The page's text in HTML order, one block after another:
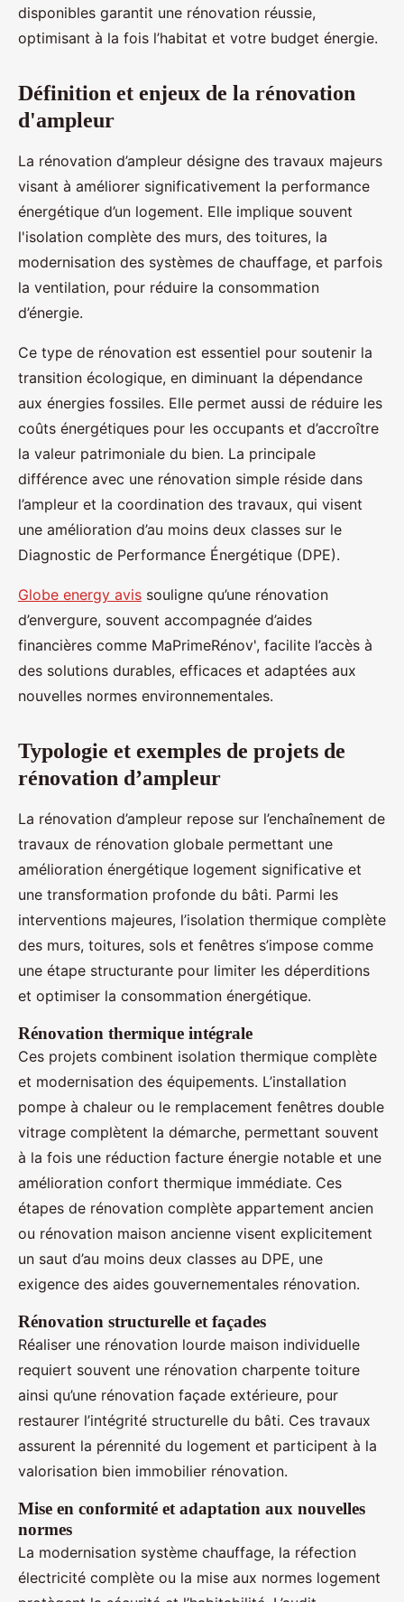
disponibles garantit une rénovation réussie,
optimisant à la fois l’habitat et votre budget énergie.
Définition et enjeux de la rénovation
d'ampleur
La rénovation d’ampleur désigne des travaux majeurs
visant à améliorer significativement la performance
énergétique d’un logement. Elle implique souvent
l'isolation complète des murs, des toitures, la
modernisation des systèmes de chauffage, et parfois
la ventilation, pour réduire la consommation
d’énergie.
Ce type de rénovation est essentiel pour soutenir la
transition écologique, en diminuant la dépendance
aux énergies fossiles. Elle permet aussi de réduire les
coûts énergétiques pour les occupants et d’accroître
la valeur patrimoniale du bien. La principale
différence avec une rénovation simple réside dans
l’ampleur et la coordination des travaux, qui visent
une amélioration d’au moins deux classes sur le
Diagnostic de Performance Énergétique (DPE).
Globe energy avis souligne qu’une rénovation
d’envergure, souvent accompagnée d’aides
financières comme MaPrimeRénov', facilite l’accès à
des solutions durables, efficaces et adaptées aux
nouvelles normes environnementales.
Typologie et exemples de projets de
rénovation d’ampleur
La rénovation d’ampleur repose sur l’enchaînement de
travaux de rénovation globale permettant une
amélioration énergétique logement significative et
une transformation profonde du bâti. Parmi les
interventions majeures, l’isolation thermique complète
des murs, toitures, sols et fenêtres s’impose comme
une étape structurante pour limiter les déperditions
et optimiser la consommation énergétique.
Rénovation thermique intégrale
Ces projets combinent isolation thermique complète
et modernisation des équipements. L’installation
pompe à chaleur ou le remplacement fenêtres double
vitrage complètent la démarche, permettant souvent
à la fois une réduction facture énergie notable et une
amélioration confort thermique immédiate. Ces
étapes de rénovation complète appartement ancien
ou rénovation maison ancienne visent explicitement
un saut d’au moins deux classes au DPE, une
exigence des aides gouvernementales rénovation.
Rénovation structurelle et façades
Réaliser une rénovation lourde maison individuelle
requiert souvent une rénovation charpente toiture
ainsi qu’une rénovation façade extérieure, pour
restaurer l’intégrité structurelle du bâti. Ces travaux
assurent la pérennité du logement et participent à la
valorisation bien immobilier rénovation.
Mise en conformité et adaptation aux nouvelles
normes
La modernisation système chauffage, la réfection
électricité complète ou la mise aux normes logement